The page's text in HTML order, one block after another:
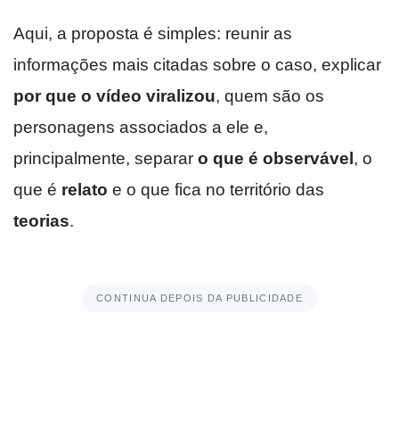
Aqui, a proposta é simples: reunir as
informações mais citadas sobre o caso, explicar
por que o vídeo viralizou, quem são os
personagens associados a ele e,
principalmente, separar o que é observável, o
que é relato e o que fica no território das
teorias.
CONTINUA DEPOIS DA PUBLICIDADE